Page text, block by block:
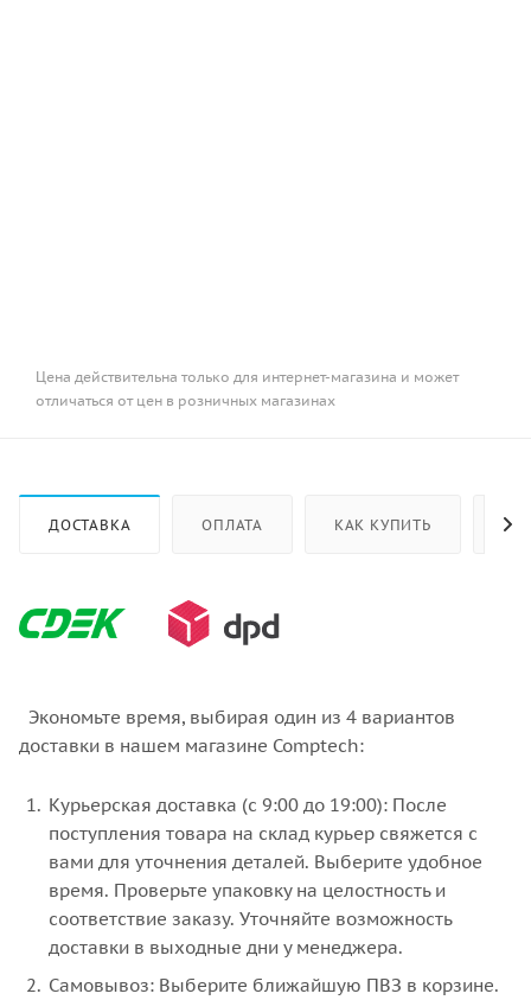
Цена действительна только для интернет-магазина и может
отличаться от цен в розничных магазинах
ДОСТАВКА ОПЛАТА КАК КУПИТЬ
Экономьте время, выбирая один из 4 вариантов
доставки в нашем магазине Comptech:
Курьерская доставка (с 9:00 до 19:00): После
поступления товара на склад курьер свяжется с
вами для уточнения деталей. Выберите удобное
время. Проверьте упаковку на целостность и
соответствие заказу. Уточняйте возможность
доставки в выходные дни у менеджера.
Самовывоз: Выберите ближайшую ПВЗ в корзине.